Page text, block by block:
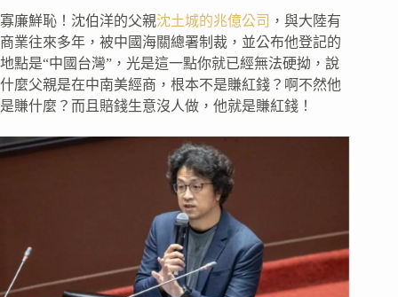
寡廉鮮恥！沈伯洋的父親沈土城的兆億公司 ，與大陸有
商業往來多年，被中國海關總署制裁，並公布他登記的
地點是“中國台灣”，光是這一點你就已經無法硬拗，說
什麼父親是在中南美經商，根本不是賺紅錢？啊不然他
是賺什麼？而且賠錢生意沒人做，他就是賺紅錢！